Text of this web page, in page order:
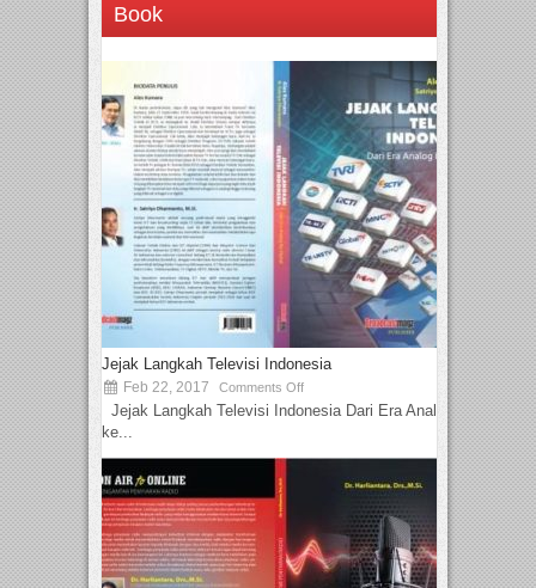
Book
Jejak Langkah Televisi Indonesia
Feb 22, 2017 Comments Off
Jejak Langkah Televisi Indonesia Dari Era Analog
ke...